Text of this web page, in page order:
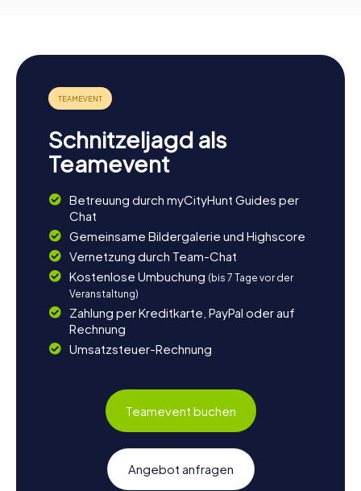
Schnitzeljagd als
Teamevent
Betreuung durch myCityHunt Guides per
Chat
Gemeinsame Bildergalerie und Highscore
Vernetzung durch Team-Chat
Kostenlose Umbuchung (bis 7 Tage vor der
Veranstaltung)
Zahlung per Kreditkarte, PayPal oder auf
Rechnung
Umsatzsteuer-Rechnung
Teamevent buchen
Angebot anfragen